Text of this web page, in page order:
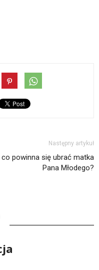
Następny artykuł
co powinna się ubrać matka
Pana Młodego?